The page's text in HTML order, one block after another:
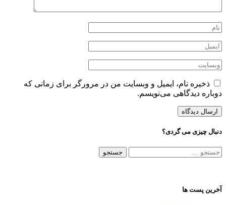
ذخیره نام، ایمیل و وبسایت من در مرورگر برای زمانی که
دیدگاهی می‌نویسم.
چیزی می گردی؟
پست ها